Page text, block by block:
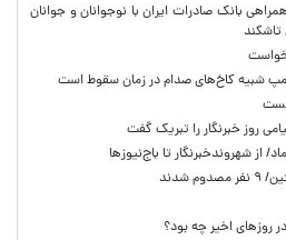
بانک صادرات ایران با نوجوانان و جوانان
تاشکند
خواست
شبیه کاخ‌های صدام در زمان سقوط است
روز خبرنگار را تبریک گفت
از شهروندخبرنگار تا باج‌نیوزها
شدند
روزهای اخیر چه بود؟